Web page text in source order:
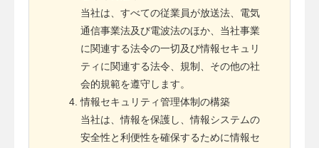
当社は、すべての従業員が放送法、電気
通信事業法及び電波法のほか、当社事業
に関連する法令の一切及び情報セキュリ
ティに関連する法令、規制、その他の社
会的規範を遵守します。
情報セキュリティ管理体制の構築
当社は、情報を保護し、情報システムの
安全性と利便性を確保するために情報セ